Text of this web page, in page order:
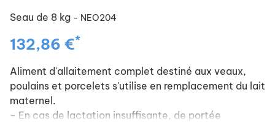
Seau de 8 kg - NEO204
132,86 €*
Aliment d'allaitement complet destiné aux veaux,
poulains et porcelets s'utilise en remplacement du lait
maternel.
- En cas de lactation insuffisante, de portée